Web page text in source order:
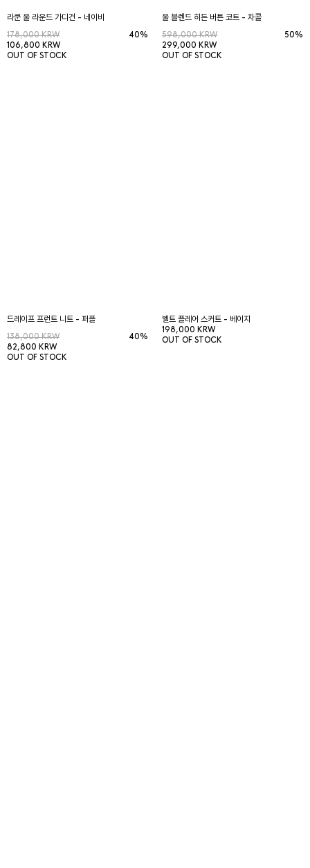
라쿤 울 라운드 가디건 - 네이비
178,000 KRW
106,800 KRW
40%
OUT OF STOCK
울 블렌드 히든 버튼 코트 - 차콜
598,000 KRW
299,000 KRW
50%
OUT OF STOCK
드레이프 프런트 니트 - 퍼플
138,000 KRW
82,800 KRW
40%
OUT OF STOCK
벨트 플레어 스커트 - 베이지
198,000 KRW
OUT OF STOCK